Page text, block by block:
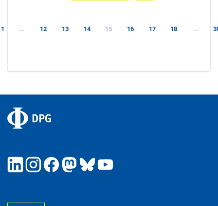
1 ... 12 13 14 15 16 17 18 ...